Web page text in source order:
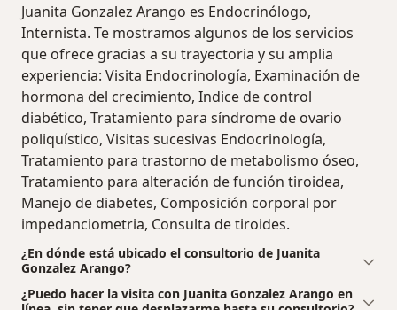
Juanita Gonzalez Arango es Endocrinólogo,
Internista. Te mostramos algunos de los servicios
que ofrece gracias a su trayectoria y su amplia
experiencia: Visita Endocrinología, Examinación de
hormona del crecimiento, Indice de control
diabético, Tratamiento para síndrome de ovario
poliquístico, Visitas sucesivas Endocrinología,
Tratamiento para trastorno de metabolismo óseo,
Tratamiento para alteración de función tiroidea,
Manejo de diabetes, Composición corporal por
impedanciometria, Consulta de tiroides.
¿En dónde está ubicado el consultorio de Juanita
Gonzalez Arango?
¿Puedo hacer la visita con Juanita Gonzalez Arango en